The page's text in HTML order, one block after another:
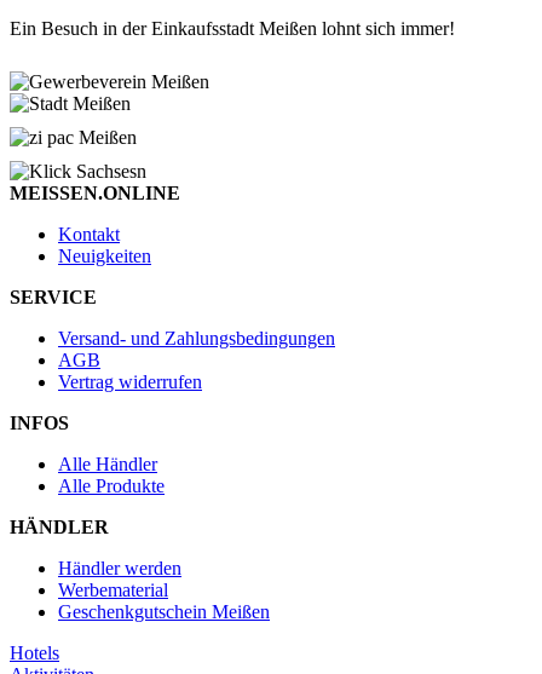
Ein Besuch in der Einkaufsstadt Meißen lohnt sich immer!
MEISSEN.ONLINE
Kontakt
Neuigkeiten
SERVICE
Versand- und Zahlungsbedingungen
AGB
Vertrag widerrufen
INFOS
Alle Händler
Alle Produkte
HÄNDLER
Händler werden
Werbematerial
Geschenkgutschein Meißen
Hotels